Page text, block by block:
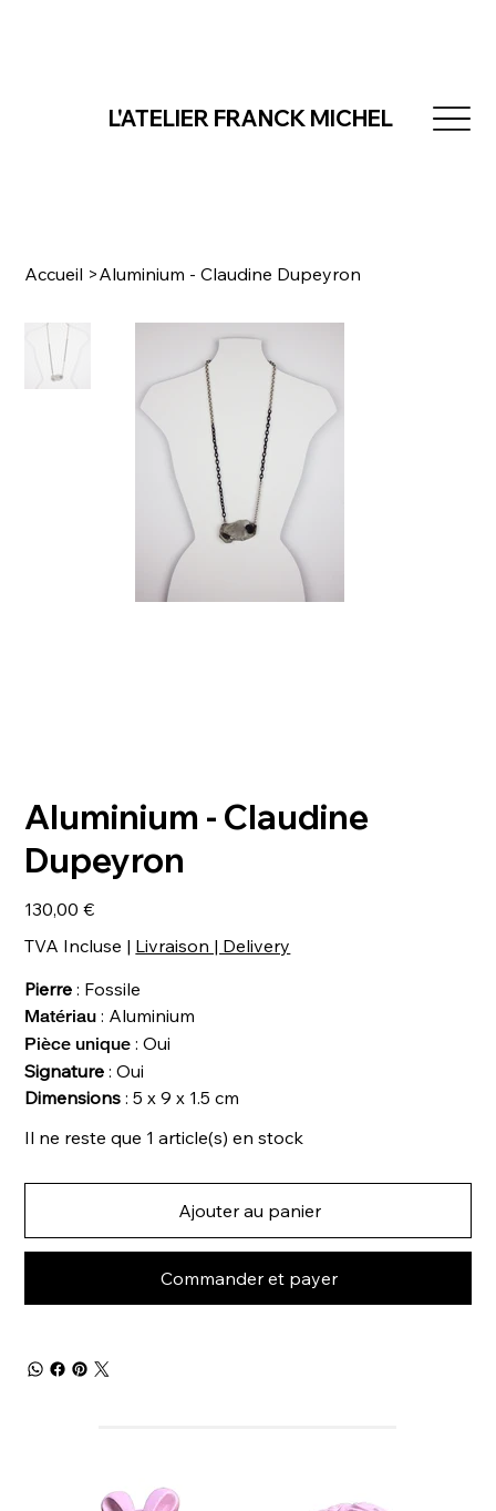
L'ATELIER FRANCK MICHEL
Accueil >Aluminium - Claudine Dupeyron
Aluminium - Claudine
Dupeyron
130,00 €
TVA Incluse | Livraison | Delivery
Pierre : Fossile
Matériau : Aluminium
Pièce unique : Oui
Signature : Oui
Dimensions : 5 x 9 x 1.5 cm
Il ne reste que 1 article(s) en stock
Ajouter au panier
Commander et payer